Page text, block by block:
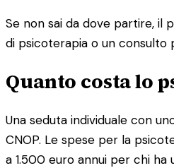
Se non sai da dove partire, il
di psicoterapia o un consulto
Quanto costa lo
Una seduta individuale con
CNOP. Le spese per la
a 1.500 euro annui per chi ha